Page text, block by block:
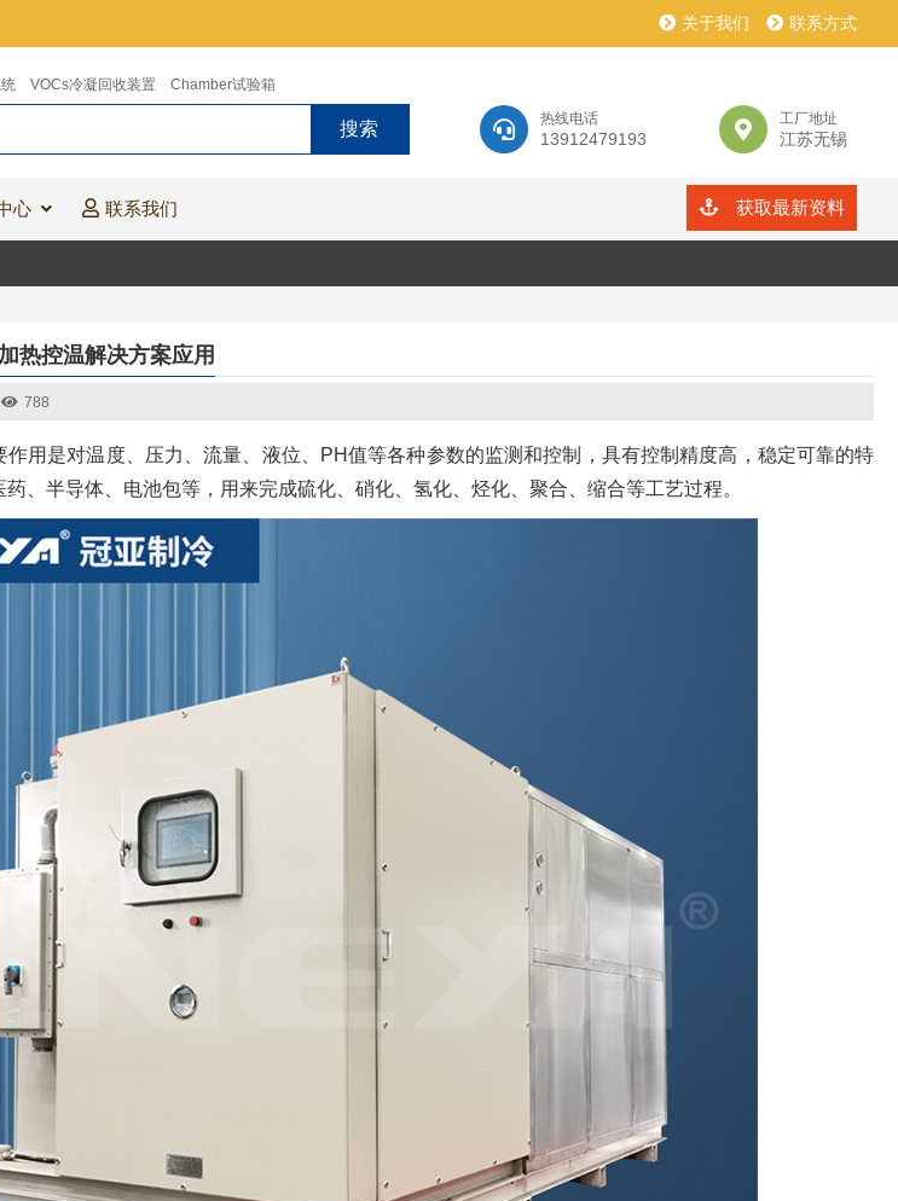
关于我们 联系方式
热线电话
13912479193
工厂地址
江苏无锡
VOCs冷凝回收装置 Chamber试验箱
心 联系我们 获取最新资料
热控温解决方案应用
788
作用是对温度、压力、流量、液位、PH值等各种参数的监测和控制，具有控制精度高，稳定可靠的特
、半导体、电池包等，用来完成硫化、硝化、氢化、烃化、聚合、缩合等工艺过程。